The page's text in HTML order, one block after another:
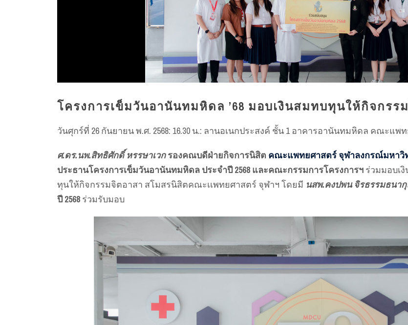
โครงการเข็มวันอานันทมหิดล ’68 มอบเงินสมทบทุนให้กิจกร
วันศุกร์ที่ 26 กันยายน พ.ศ. 2568: 16.30 น.: ลานอเนกประสงค์ ชั้น 1 อาคารอานันทมหิดล คณะแ
ศ.ดร.นพ.สิทธิศักดิ์ หรรษาเวกรองคณบดีฝ่ายกิจการนิสิต คณะแพทยศาสตร์ จุฬาลงกรณ์มหาวิ
ประธานโครงการเข็มวันอานันทมหิดล ประจำปี 2568 และคณะกรรมการโครงการฯ ร่วมมอบเ
ทุนให้กิจกรรมจิตอาสา สโมสรนิสิตคณะเเพทยศาสตร์ จุฬาฯ โดยมี นสพ.คงปพน จิรธรรมธนา
ปี 2568 ร่วมรับมอบ